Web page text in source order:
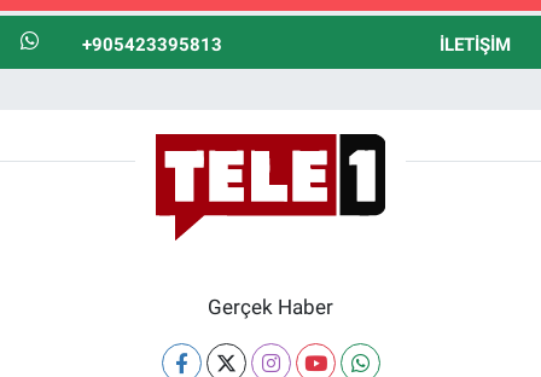
+905423395813 İLETIŞIM
Gerçek Haber